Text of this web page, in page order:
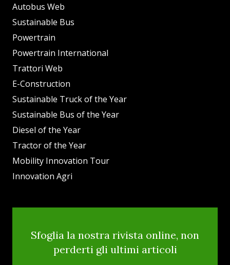
Autobus Web
Sustainable Bus
Powertrain
Powertrain International
Trattori Web
E-Construction
Sustainable Truck of the Year
Sustainable Bus of the Year
Diesel of the Year
Tractor of the Year
Mobility Innovation Tour
Innovation Agri
Sfoglia la nostra rivista online, non
perderti gli ultimi articoli